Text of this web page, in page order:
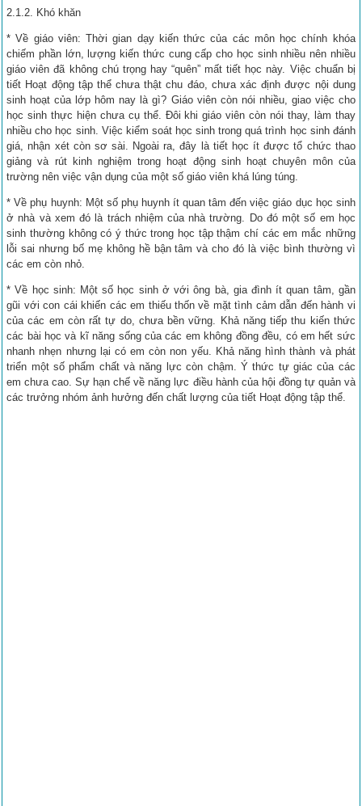
2.1.2. Khó khăn
* Về giáo viên: Thời gian dạy kiến thức của các môn học chính khóa
chiếm phần lớn, lượng kiến thức cung cấp cho học sinh nhiều nên nhiều
giáo viên đã không chú trọng hay “quên” mất tiết học này. Việc chuẩn bị
tiết Hoạt động tập thể chưa thật chu đáo, chưa xác định được nội dung
sinh hoạt của lớp hôm nay là gì? Giáo viên còn nói nhiều, giao việc cho
học sinh thực hiện chưa cụ thể. Đôi khi giáo viên còn nói thay, làm thay
nhiều cho học sinh. Việc kiểm soát học sinh trong quá trình học sinh đánh
giá, nhận xét còn sơ sài. Ngoài ra, đây là tiết học ít được tổ chức thao
giảng và rút kinh nghiệm trong hoạt động sinh hoạt chuyên môn của
trường nên việc vận dụng của một số giáo viên khá lúng túng.
* Về phụ huynh: Một số phụ huynh ít quan tâm đến việc giáo dục học sinh
ở nhà và xem đó là trách nhiệm của nhà trường. Do đó một số em học
sinh thường không có ý thức trong học tập thậm chí các em mắc những
lỗi sai nhưng bố mẹ không hề bận tâm và cho đó là việc bình thường vì
các em còn nhỏ.
* Về học sinh: Một số học sinh ở với ông bà, gia đình ít quan tâm, gần
gũi với con cái khiến các em thiếu thốn về mặt tình cảm dẫn đến hành vi
của các em còn rất tự do, chưa bền vững. Khả năng tiếp thu kiến thức
các bài học và kĩ năng sống của các em không đồng đều, có em hết sức
nhanh nhẹn nhưng lại có em còn non yếu. Khả năng hình thành và phát
triển một số phẩm chất và năng lực còn chậm. Ý thức tự giác của các
em chưa cao. Sự hạn chế về năng lực điều hành của hội đồng tự quản và
các trưởng nhóm ảnh hưởng đến chất lượng của tiết Hoạt động tập thể.